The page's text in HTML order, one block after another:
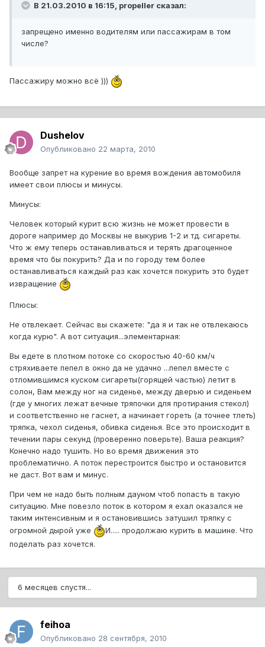
В 21.03.2010 в 16:15, propeller сказал:
запрещено именно водителям или пассажирам в том
числе?
Пассажиру можно всё )))
Dushelov
Опубликовано 22 марта, 2010
Вообще запрет на курение во время вождения автомобиля
имеет свои плюсы и минусы.
Минусы:
Человек который курит всю жизнь не может провести в
дороге например до Москвы не выкурив 1-2 и тд. сигареты.
Что ж ему теперь останавливаться и терять драгоценное
время что бы покурить? Да и по городу тем более
останавливаться каждый раз как хочется покурить это будет
извращение
Плюсы:
Не отвлекает. Сейчас вы скажете: "да я и так не отвлекаюсь
когда курю". А вот ситуация...элементарная:
Вы едете в плотном потоке со скоростью 40-60 км/ч
стряхиваете пепел в окно да не удачно ...пепел вместе с
отломившимся куском сигареты(горящей частью) летит в
солон, Вам между ног на сиденье, между дверью и сиденьем
(где у многих лежат вечные тряпочки для протирания стекол)
и соответственно не гаснет, а начинает гореть (а точнее тлеть)
тряпка, чехол сиденья, обивка сиденья. Все это происходит в
течении пары секунд (проверенно поверьте). Ваша реакция?
Конечно надо тушить. Но во время движения это
проблематично. А поток перестроится быстро и остановится
не даст. Вот вам и минус.
При чем не надо быть полным дауном чтоб попасть в такую
ситуацию. Мне повезло поток в котором я ехал оказался не
таким интенсивным и я остановившись затушил тряпку с
огромной дырой уже
И..... продолжаю курить в машине. Что
поделать раз хочется.
6 месяцев спустя...
feihoa
Опубликовано 28 сентября, 2010